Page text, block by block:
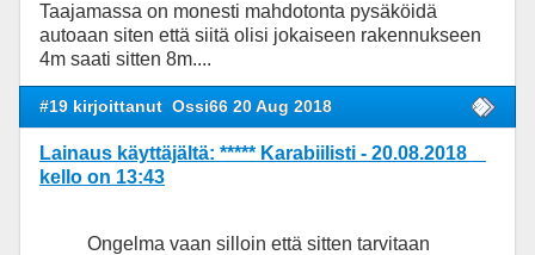
Taajamassa on monesti mahdotonta pysäköidä
autoaan siten että siitä olisi jokaiseen rakennukseen
4m saati sitten 8m....
#19 kirjoittanut Ossi66 20 Aug 2018
Lainaus käyttäjältä: ***** Karabiilisti - 20.08.2018
kello on 13:43
Ongelma vaan silloin että sitten tarvitaan